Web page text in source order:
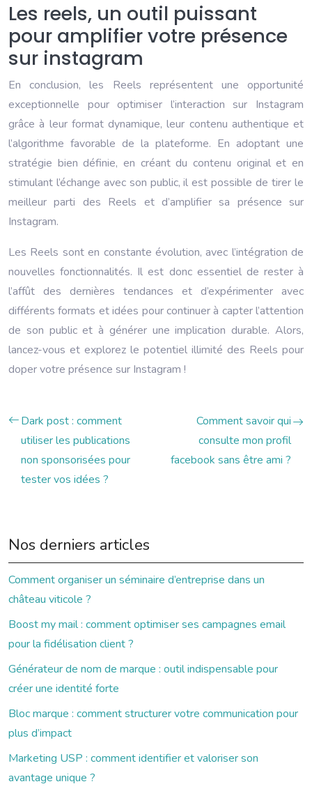
Les reels, un outil puissant
pour amplifier votre présence
sur instagram
En conclusion, les Reels représentent une opportunité
exceptionnelle pour optimiser l’interaction sur Instagram
grâce à leur format dynamique, leur contenu authentique et
l’algorithme favorable de la plateforme. En adoptant une
stratégie bien définie, en créant du contenu original et en
stimulant l’échange avec son public, il est possible de tirer le
meilleur parti des Reels et d’amplifier sa présence sur
Instagram.
Les Reels sont en constante évolution, avec l’intégration de
nouvelles fonctionnalités. Il est donc essentiel de rester à
l’affût des dernières tendances et d’expérimenter avec
différents formats et idées pour continuer à capter l’attention
de son public et à générer une implication durable. Alors,
lancez-vous et explorez le potentiel illimité des Reels pour
doper votre présence sur Instagram !
Dark post : comment
utiliser les publications
non sponsorisées pour
tester vos idées ?
Comment savoir qui
consulte mon profil
facebook sans être ami ?
Nos derniers articles
Comment organiser un séminaire d’entreprise dans un
château viticole ?
Boost my mail : comment optimiser ses campagnes email
pour la fidélisation client ?
Générateur de nom de marque : outil indispensable pour
créer une identité forte
Bloc marque : comment structurer votre communication pour
plus d’impact
Marketing USP : comment identifier et valoriser son
avantage unique ?